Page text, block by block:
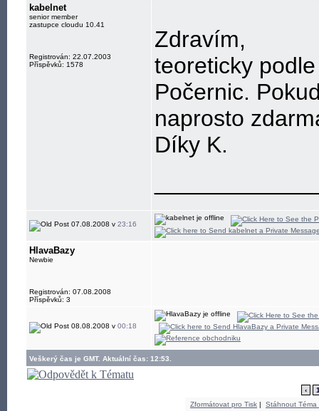
kabelnet
senior member
zastupce cloudu 10.41
Registrován: 22.07.2003
Příspěvků: 1578
Zdravím,
teoreticky
Počernic.
naprosto
Díky K.
07.08.2008 v 23:16
HlavaBazy
Newbie
Registrován: 07.08.2008
Příspěvků: 3
08.08.2008 v 00:18
Veškerý čas je GMT. Aktuální čas: 12:53.
‹
Zformátovat pro Tisk | Stáhnout Téma